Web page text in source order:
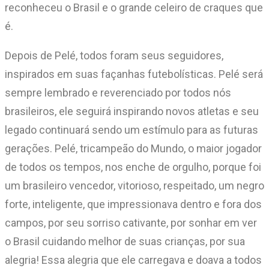
reconheceu o Brasil e o grande celeiro de craques que
é.
Depois de Pelé, todos foram seus seguidores,
inspirados em suas façanhas futebolísticas. Pelé será
sempre lembrado e reverenciado por todos nós
brasileiros, ele seguirá inspirando novos atletas e seu
legado continuará sendo um estímulo para as futuras
gerações. Pelé, tricampeão do Mundo, o maior jogador
de todos os tempos, nos enche de orgulho, porque foi
um brasileiro vencedor, vitorioso, respeitado, um negro
forte, inteligente, que impressionava dentro e fora dos
campos, por seu sorriso cativante, por sonhar em ver
o Brasil cuidando melhor de suas crianças, por sua
alegria! Essa alegria que ele carregava e doava a todos